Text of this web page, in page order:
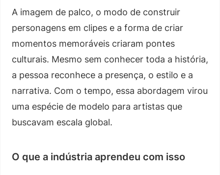
A imagem de palco, o modo de construir
personagens em clipes e a forma de criar
momentos memoráveis criaram pontes
culturais. Mesmo sem conhecer toda a história,
a pessoa reconhece a presença, o estilo e a
narrativa. Com o tempo, essa abordagem virou
uma espécie de modelo para artistas que
buscavam escala global.
O que a indústria aprendeu com isso